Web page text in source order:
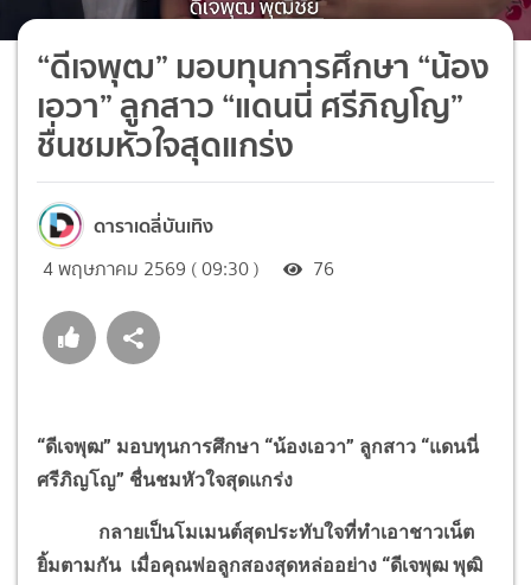
“ดีเจพุฒ” มอบทุนการศึกษา “น้อง
เอวา” ลูกสาว “แดนนี่ ศรีภิญโญ”
ชื่นชมหัวใจสุดแกร่ง
ดาราเดลี่บันเทิง
4 พฤษภาคม 2569 ( 09:30 ) 76
“ดีเจพุฒ” มอบทุนการศึกษา “น้องเอวา” ลูกสาว “แดนนี่
ศรีภิญโญ” ชื่นชมหัวใจสุดแกร่ง
กลายเป็นโมเมนต์สุดประทับใจที่ทำเอาชาวเน็ต
ยิ้มตามกัน เมื่อคุณพ่อลูกสองสุดหล่ออย่าง “ดีเจพุฒ พุฒิ